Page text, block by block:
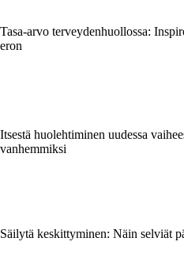
Tasa-arvo terveydenhuollossa:
eron
Itsestä huolehtiminen uudessa
vanhemmiksi
Säilytä keskittyminen: Näin selviät